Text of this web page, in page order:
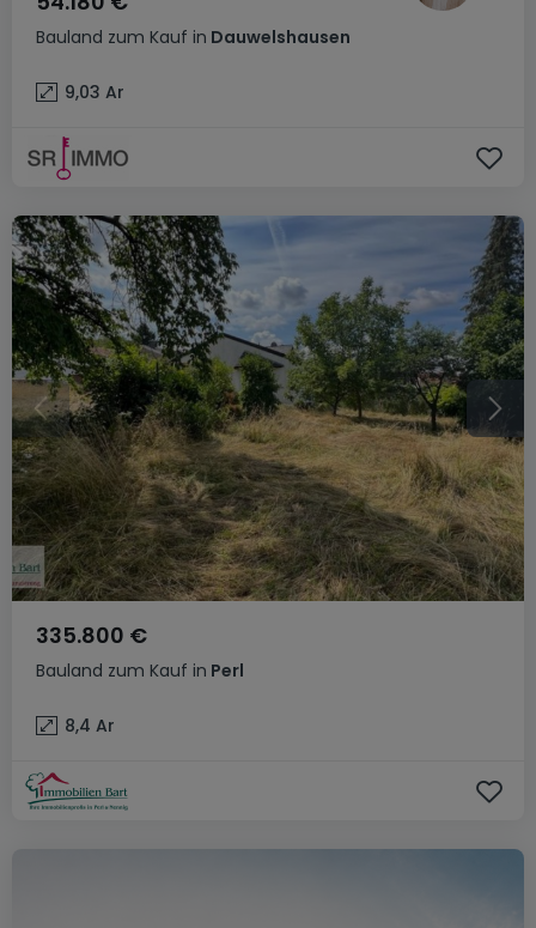
Bauland zum Kauf in Dauwelshausen
9,03 Ar
Bauland zum Kauf in Perl
335.800 €
8,4 Ar